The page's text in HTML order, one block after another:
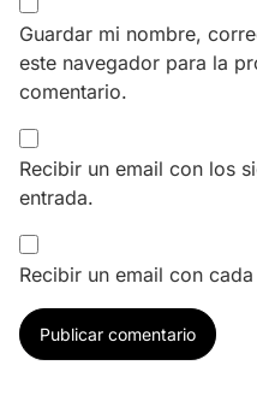
Guardar mi nombre,
este navegador para la
comentario.
Recibir un email con los
entrada.
Recibir un email con